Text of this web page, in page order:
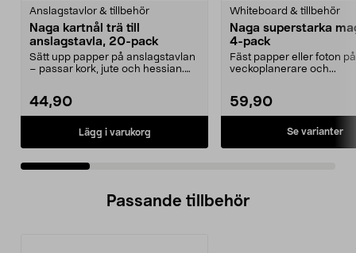
Anslagstavlor & tillbehör
Naga kartnål trä till
anslagstavla, 20-pack
Sätt upp papper på anslagstavlan
– passar kork, jute och hessian.
44,90
Lägg i varukorg
Whiteboard & tillbehör
Naga superstarka
4-pack
Fäst papper eller foton på
veckoplanerare och...
59,90
Se varianter
Passande tillbehör